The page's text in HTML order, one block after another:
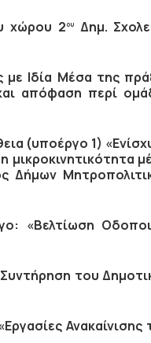
χώρου 2ουΔημ.
Ιδία Μέσα της
απόφαση περί
(υποέργο 1)
μικροκινητικότητα
Δήμων
«Βελτίωση
του
Ανακαίνισης